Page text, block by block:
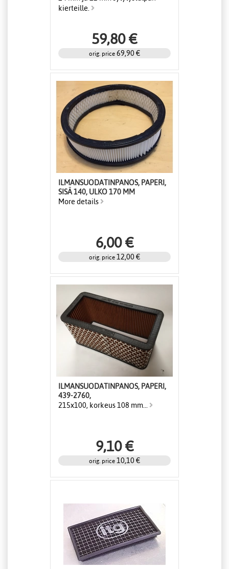
kierteille.
59,80 €
orig. price 69,90 €
ILMANSUODATINPANOS, PAPERI,
SISÄ 140, ULKO 170 MM
More details
6,00 €
orig. price 12,00 €
ILMANSUODATINPANOS, PAPERI,
439-2760,
215x100, korkeus 108 mm...
9,10 €
orig. price 10,10 €